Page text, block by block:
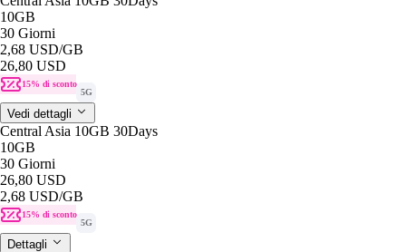
10GB
30 Giorni
2,68 USD/GB
26,80 USD
15% di sconto
5G
Vedi dettagli
Central Asia 10GB 30Days
10GB
30 Giorni
26,80 USD
2,68 USD/GB
15% di sconto
5G
Dettagli